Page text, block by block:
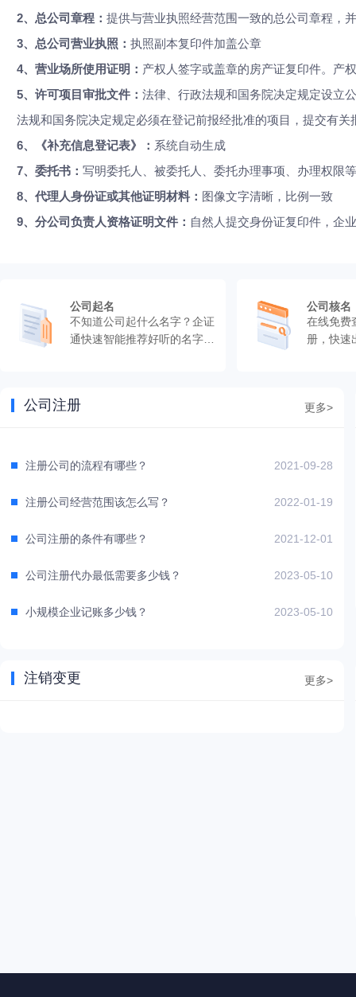
2、总公司章程： 提供与营业执照经营范围一致的总公司章程，
3、 总公司营业执照： 执照副本复印件加盖公章
4、 营业场所使用证明： 产权人签字或盖章的房产证复印件。产
5、 许可项目审批文件： 法律、行政法规和国务院决定规定设立
法规和国务院决定规定必须在登记前报经批准的项目，提交有
6、
《补充信息登记表》： 系统自动生成
7、 委托书： 写明委托人、被委托人、委托办理事项、办理权限
8、 代理人身份证或其他证明材料： 图像文字清晰，比例一致
9、 分公司负责人资格证明文件： 自然人提交身份证复印件，企
公司起名
不知道公司起什么名字？企证
通快速智能推荐好听的名字，
公司核名
在线免费
册，快速
公司注册 更多>
注册公司的流程有哪些？ 2021-09-28
注册公司经营范围该怎么写？ 2022-01-19
公司注册的条件有哪些？ 2021-12-01
公司注册代办最低需要多少钱？ 2023-05-10
小规模企业记账多少钱？ 2023-05-10
注销变更 更多>